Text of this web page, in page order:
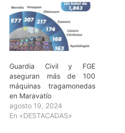
Guardia Civil y FGE
aseguran más de 100
máquinas tragamonedas
en Maravatío
agosto 19, 2024
En «DESTACADAS»